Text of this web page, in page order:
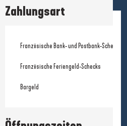
Zahlungsart
Französische Bank- und Postbank-Schecks
Französische Feriengeld-Schecks
Bargeld